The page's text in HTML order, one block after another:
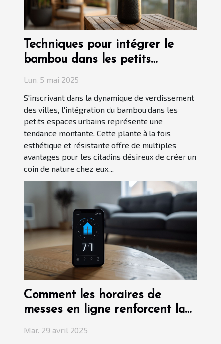
Techniques pour intégrer le
bambou dans les petits
Lun. 5 mai 2025
S'inscrivant dans la dynamique de verdissement
des villes, l'intégration du bambou dans les
petits espaces urbains représente une
tendance montante. Cette plante à la fois
esthétique et résistante offre de multiples
avantages pour les citadins désireux de créer un
coin de nature chez eux....
Comment les horaires de
messes en ligne renforcent la
foi communautaire
Mar. 29 avril 2025